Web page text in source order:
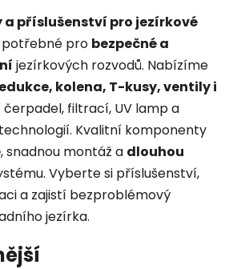
příslušenství pro jezírkové
potřebné pro bezpečné a
jezírkových rozvodů. Nabízíme
kolena, T-kusy, ventily i
filtrací, UV lamp a
Kvalitní komponenty
, snadnou montáž a dlouhou
Vyberte si příslušenství,
a zajistí bezproblémový
jezírka.